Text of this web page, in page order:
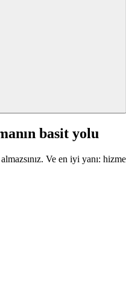
basit yolu
Ve en iyi yanı: